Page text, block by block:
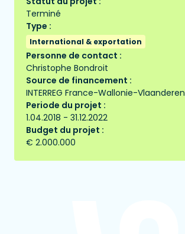
Terminé
Type :
International & exportation
Personne de contact :
Christophe Bondroit
Source de financement :
INTERREG France-Wallonie-Vlaanderen
Periode du projet :
1.04.2018 - 31.12.2022
Budget du projet :
€ 2.000.000